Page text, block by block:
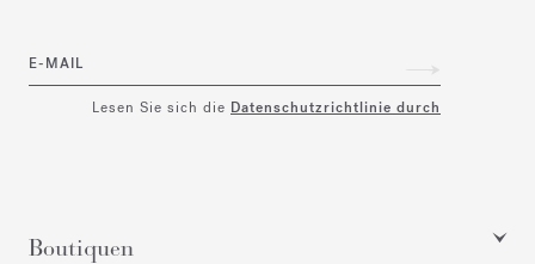
E-MAIL
Lesen Sie sich die Datenschutzrichtlinie durch
Boutiquen